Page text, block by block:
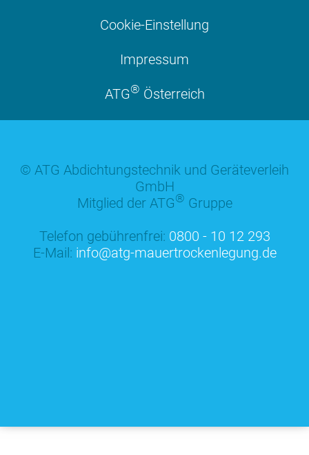
Cookie-Einstellung
Impressum
ATG® Österreich
© ATG Abdichtungstechnik und Geräteverleih
GmbH
Mitglied der ATG® Gruppe
Telefon gebührenfrei: 0800 - 10 12 293
E-Mail: info@atg-mauertrockenlegung.de